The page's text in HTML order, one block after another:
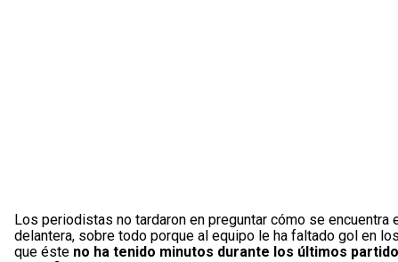
Los periodistas no tardaron en preguntar cómo se
delantera, sobre todo porque al equipo le ha faltado gol en
que éste no ha tenido minutos durante los últimos